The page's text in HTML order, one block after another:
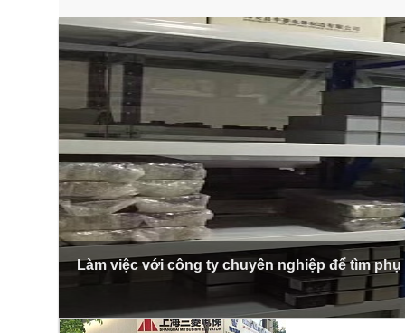
Làm việc với công ty chuyên nghiệp để tìm